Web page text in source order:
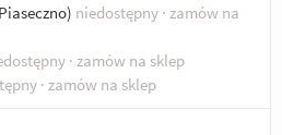
niedostępny · zamów na
· zamów na sklep
· zamów na sklep